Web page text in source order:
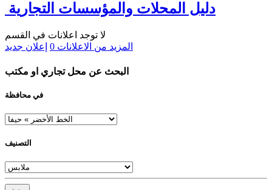
دليل المحلات والمؤسسات التجارية
لا توجد اعلانات في القسم
المزيد من الاعلانات 0 إعلان جديد
البحث عن محل تجاري او مكتب
في محافظة
التصنيف